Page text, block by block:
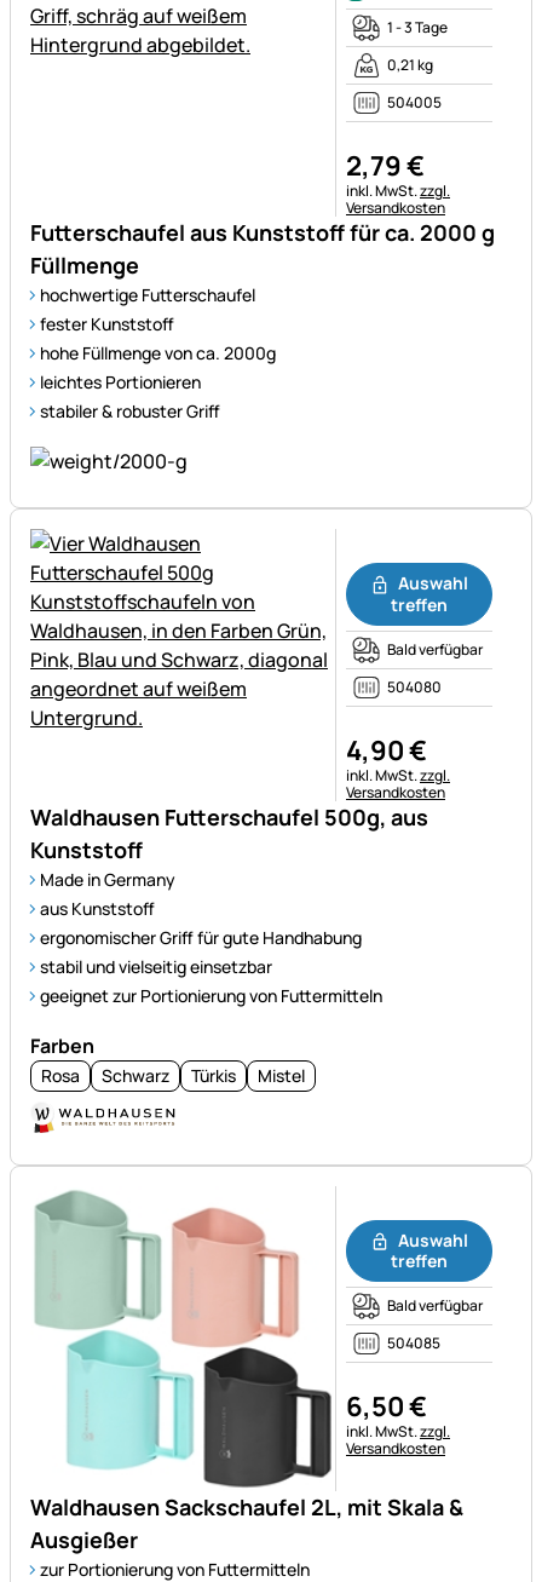
Futterschaufel aus Kunststoff für ca. 2000 g
Füllmenge
hochwertige Futterschaufel
fester Kunststoff
hohe Füllmenge von ca. 2000g
leichtes Portionieren
stabiler & robuster Griff
1 - 3 Tage
0,21 kg
504005
2,79€
Steuerhinweis:
inkl. MwSt.zzgl.
Versandkosten
Waldhausen Futterschaufel 500g, aus
Kunststoff
Made in Germany
aus Kunststoff
ergonomischer Griff für gute Handhabung
stabil und vielseitig einsetzbar
geeignet zur Portionierung von Futtermitteln
Farben
Rosa Schwarz Türkis Mistel
Auswahl
treffen
Bald verfügbar
504080
4,90€
Steuerhinweis:
inkl. MwSt.zzgl.
Versandkosten
Waldhausen Sackschaufel 2L, mit Skala &
Ausgießer
zur Portionierung von Futtermitteln
Auswahl
treffen
Bald verfügbar
504085
6,50€
Steuerhinweis:
inkl. MwSt.zzgl.
Versandkosten